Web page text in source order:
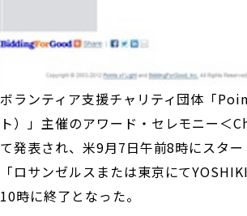
ボランティア支援チャリティ団体「
ト）」主催のアワード・セレモニー
て発表され、米9月7日午前8時にスタ
「ロサンゼルスまたは東京にて
10時に終了となった。